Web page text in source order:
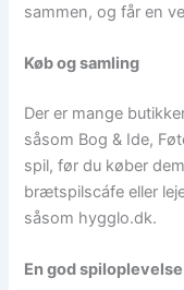
sammen, og får en
Køb og samling
Der er mange
såsom Bog & Ide,
spil, før du køber
brætspilscáfe eller
såsom hygglo.dk.
En god spiloplevelse